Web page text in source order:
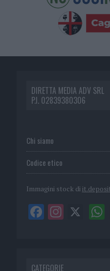
DIRETTA MEDIA ADV SRL
P.I. 02839380306
Chi siamo
Codice etico
Immagini stock di
CATEGORIE